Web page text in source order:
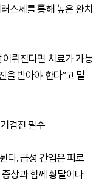
스제를 통해 높은 완치
뤄진다면 치료가 가능
을 받아야 한다”고 말
검진 필수
다. 급성 간염은 피로
상과 함께 황달이나